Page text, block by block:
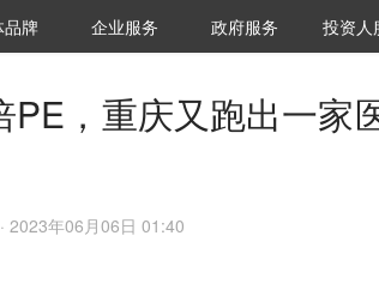
牌 36Kr研究院
企业服务 城市之窗
政府服务 VClub投资
投资机构
投资人
PE，重庆又跑出一家
· 2023年06月06日 01:40